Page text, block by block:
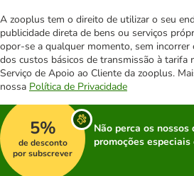
A zooplus tem o direito de utilizar o seu
publicidade direta de bens ou serviços
opor-se a qualquer momento, sem incorrer
dos custos básicos de transmissão à tarifa
Serviço de Apoio ao Cliente da zooplus.
nossa Política de Privacidade
5%
de desconto
por subscrever
Não perca os
promoções especiais